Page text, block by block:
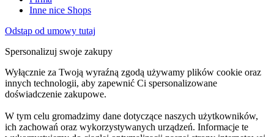
Inne nice Shops
Odstąp od umowy tutaj
Spersonalizuj swoje zakupy
Wyłącznie za Twoją wyraźną zgodą używamy plików cookie oraz
innych technologii, aby zapewnić Ci spersonalizowane
doświadczenie zakupowe.
W tym celu gromadzimy dane dotyczące naszych użytkowników,
ich zachowań oraz wykorzystywanych urządzeń. Informacje te